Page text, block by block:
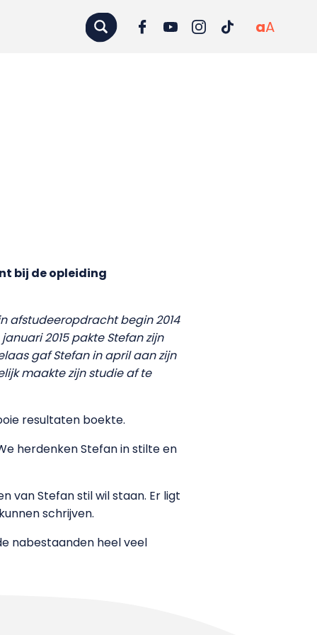
aA
bij de opleiding
afstudeeropdracht begin 2014
2015 pakte Stefan zijn
gaf Stefan in april aan zijn
maakte zijn studie af te
resultaten boekte.
herdenken Stefan in stilte en
van Stefan stil wil staan. Er ligt
schrijven.
nabestaanden heel veel